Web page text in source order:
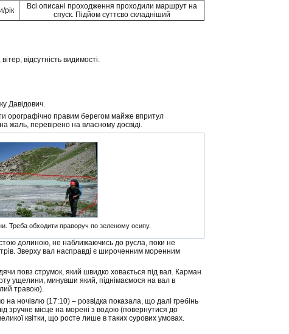
рік
Всі описані проходження проходили маршрут на
спуск. Підйом суттєво складніший
відсутність видимості.
Давідович.
орографічно правим берегом майже впритул
жаль, перевірено на власному досвіді.
Треба обходити праворуч по зеленому осипу.
долиною, не наближаючись до русла, поки не
Зверху вал насправді є широченним моренним
повз струмок, який швидко ховається під вал. Карман
ущелини, минувши який, піднімаємося на вал в
травою).
ночівлю (17:10) – розвідка показала, що далі гребінь
зручне місце на морені з водою (повернутися до
квітки, що росте лише в таких сурових умовах.